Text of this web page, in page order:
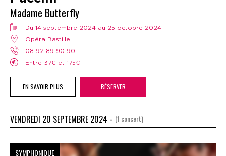
Madame Butterfly
Du 14 septembre 2024 au 25 octobre 2024
Opéra Bastille
08 92 89 90 90
Entre 37€ et 175€
EN SAVOIR PLUS RÉSERVER
VENDREDI 20 SEPTEMBRE 2024 - (1 concert)
SYMPHONIQUE